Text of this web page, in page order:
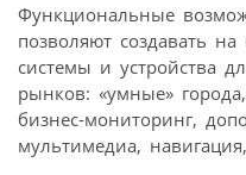
Функциональные
позволяют создавать на
системы и устройства
рынков: «умные»
бизнес-мониторинг,
мультимедиа,